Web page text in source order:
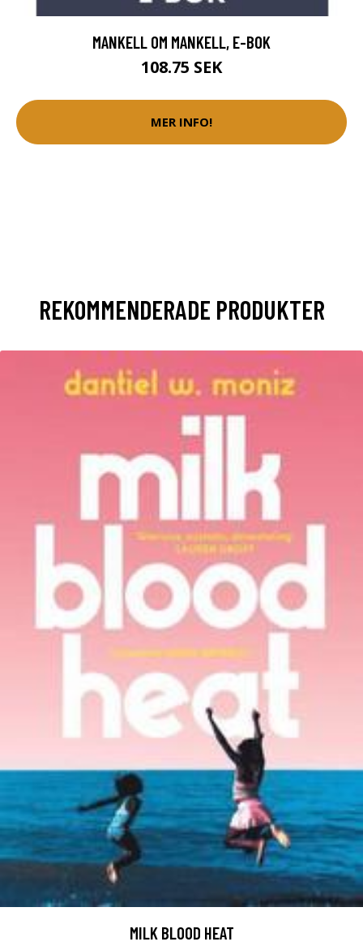
MANKELL OM MANKELL, E-BOK
108.75 SEK
MER INFO!
REKOMMENDERADE PRODUKTER
MILK BLOOD HEAT